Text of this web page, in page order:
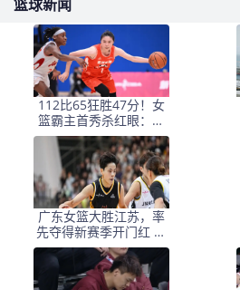
篮球新闻
112比65狂胜47分！女
篮霸主首秀杀红眼：没
李梦韩旭还是争冠大热
广东女篮大胜江苏，率
先夺得新赛季开门红 杨
舒予全面发挥引领球队
逆转